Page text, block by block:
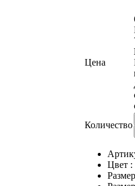
Цена
Количество
Цвет :